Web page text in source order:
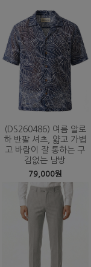
(DS260486) 여름 알로
하 반팔 셔츠, 얇고 가볍
고 바람이 잘 통하는 구
김없는 남방
79,000원